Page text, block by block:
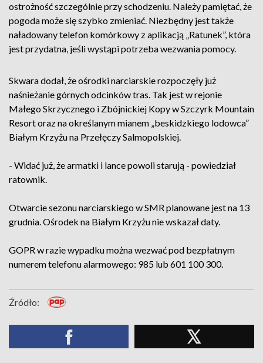
ostrożność szczególnie przy schodzeniu. Należy pamiętać, że
pogoda może się szybko zmieniać. Niezbędny jest także
naładowany telefon komórkowy z aplikacją „Ratunek”, która
jest przydatna, jeśli wystąpi potrzeba wezwania pomocy.
Skwara dodał, że ośrodki narciarskie rozpoczęły już
naśnieżanie górnych odcinków tras. Tak jest w rejonie
Małego Skrzycznego i Zbójnickiej Kopy w Szczyrk Mountain
Resort oraz na określanym mianem „beskidzkiego lodowca”
Białym Krzyżu na Przełęczy Salmopolskiej.
- Widać już, że armatki i lance powoli starują - powiedział
ratownik.
Otwarcie sezonu narciarskiego w SMR planowane jest na 13
grudnia. Ośrodek na Białym Krzyżu nie wskazał daty.
GOPR w razie wypadku można wezwać pod bezpłatnym
numerem telefonu alarmowego: 985 lub 601 100 300.
Źródło: